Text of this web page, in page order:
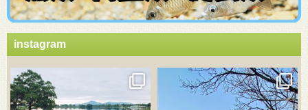
instagram
3月 18